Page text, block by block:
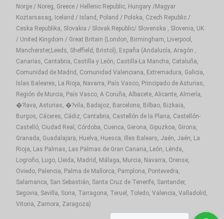
Norge / Noreg, Greece / Hellenic Republic, Hungary /Magyar
Koztarsasag, Iceland / Island, Poland / Polska, Czech Republic /
Ceska Republika, Slovakia / Slovak Republic/ Slovenska , Slovenia, UK
/ United Kingdom / Great Britain (London, Birmingham, Liverpool,
Mancherster,Leeds, Sheffield, Bristol), España (Andalucía, Aragón ,
Canarias, Cantabria, Castilla y León, Castilla-La Mancha, Cataluña,
Comunidad de Madrid, Comunidad Valenciana, Extremadura, Galicia,
Islas Baleares, La Rioja, Navarra, País Vasco, Principado de Asturias,
Región de Murcia, País Vasco, A Coruña, Albacete, Alicante, Almería,
�?lava, Asturias, �?vila, Badajoz, Barcelona, Bilbao, Bizkaia,
Burgos, Cáceres, Cádiz, Cantabria, Castellón de la Plana, Castellón-
Castelló, Ciudad Real, Córdoba, Cuenca, Gerona, Gipuzkoa, Girona,
Granada, Guadalajara, Huelva, Huesca, Illes Balears, Jaén, Jaén, La
Rioja, Las Palmas, Las Palmas de Gran Canaria, León, Lérida,
Logroño, Lugo, Lleida, Madrid, Málaga, Murcia, Navarra, Orense,
Oviedo, Palencia, Palma de Mallorca, Pamplona, Pontevedra,
Salamanca, San Sebastián, Santa Cruz de Tenerife, Santander,
Segovia, Sevilla, Soria, Tarragona, Teruel, Toledo, Valencia, Valladolid,
Vitoria, Zamora, Zaragoza)